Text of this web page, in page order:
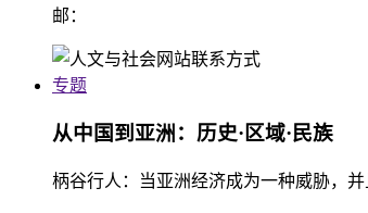
邮：
专题
从中国到亚洲：历史·区域·民族
柄谷行人：当亚洲经济成为一种威胁，